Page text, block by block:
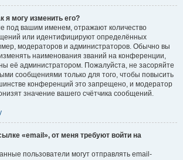
я могу изменить его?
под вашим именем, отражают количество
или идентифицируют определённых
модераторов и администраторов. Обычно вы
наименования званий на конференции,
её администратором. Пожалуйста, не засоряйте
сообщениями только для того, чтобы повысить
конференций это запрещено, и модератор
значение вашего счётчика сообщений.
«email», от меня требуют войти на
пользователи могут отправлять email-